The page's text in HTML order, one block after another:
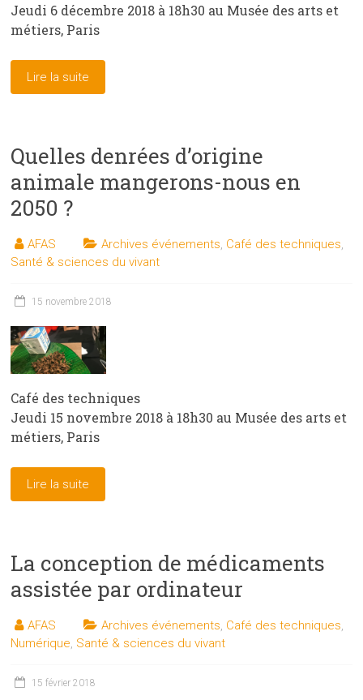
Jeudi 6 décembre 2018 à 18h30 au Musée des arts et
métiers, Paris
Lire la suite
Quelles denrées d’origine
animale mangerons-nous en
2050 ?
AFAS Archives événements, Café des techniques,
Santé & sciences du vivant
15 novembre 2018
Café des techniques
Jeudi 15 novembre 2018 à 18h30 au Musée des arts et
métiers, Paris
Lire la suite
La conception de médicaments
assistée par ordinateur
AFAS Archives événements, Café des techniques,
Numérique, Santé & sciences du vivant
15 février 2018